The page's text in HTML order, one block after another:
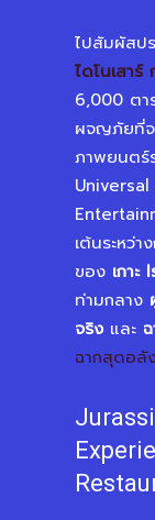
ไปสัมผัสป
ไดโนเสาร์
6,000 ตา
ผจญภัยที่จ
ภาพยนตร์
เต้นระหว่
ของ เกาะ
ท่ามกลาง
จริง และ
ฉากสุดอลั